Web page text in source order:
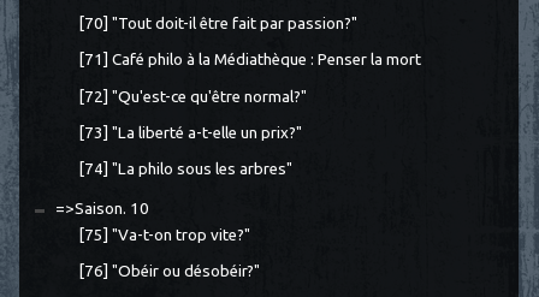
[70] "Tout doit-il être fait par passion?"
[71] Café philo à la Médiathèque : Penser la mort
[72] "Qu'est-ce qu'être normal?"
[73] "La liberté a-t-elle un prix?"
[74] "La philo sous les arbres"
=>Saison. 10
[75] "Va-t-on trop vite?"
[76] "Obéir ou désobéir?"